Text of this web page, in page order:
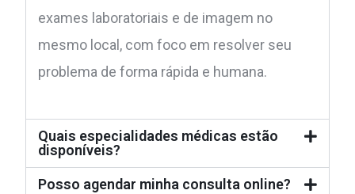
exames laboratoriais e de imagem no
mesmo local, com foco em resolver seu
problema de forma rápida e humana.
Quais especialidades médicas estão
disponíveis?
Posso agendar minha consulta online?